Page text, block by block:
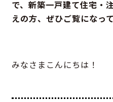
で、新築一戸建て住宅・
えの方、ぜひご覧になっ
みなさまこんにちは！